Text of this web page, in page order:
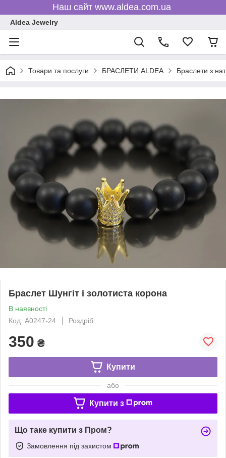
Наш сайт www.aldea.com.ua
Aldea Jewelry
Товари та послуги БРАСЛЕТИ ALDEA Браслети з
Браслет Шунгіт і золотиста корона
В наявності
Код: A0247-24
Роздріб
350 ₴
Купити
або
Купити з
Що таке купити з Пром?
Замовлення під захистом